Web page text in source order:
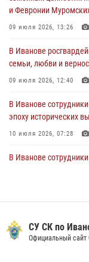
30 июля 2026, 12:41
празднования Дня
и Февронии
09 июля 2026, 13:26
В Иванове
семьи, любви и
09 июля 2026, 12:40
В Иванове
эпоху исторических
10 июля 2026, 07:28
В Иванове
15 июля 2026, 13:03
СУ СК по
Официальный